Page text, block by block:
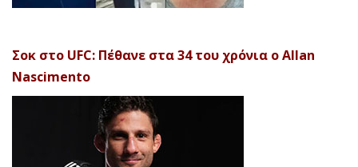
Σοκ στο UFC: Πέθανε στα 34 του χρόνια ο Allan
Nascimento